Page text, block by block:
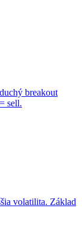
breakout
sell.
volatilita. Základ